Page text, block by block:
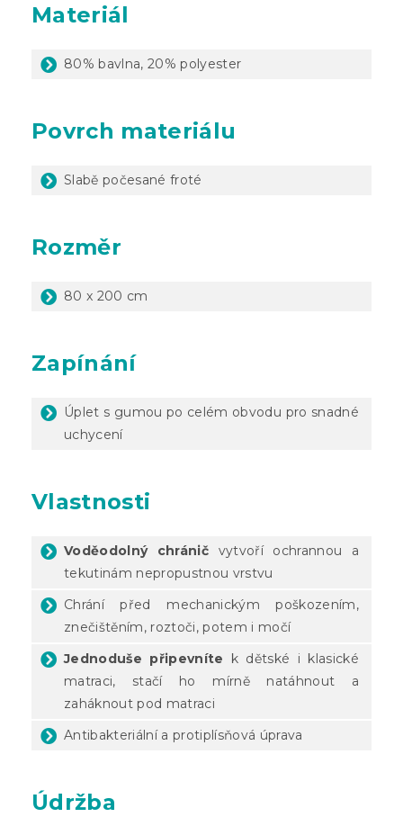
Materiál
80% bavlna, 20% polyester
Povrch materiálu
Slabě počesané froté
Rozměr
80 x 200 cm
Zapínání
Úplet s gumou po celém obvodu pro snadné
uchycení
Vlastnosti
Voděodolný chránič vytvoří ochrannou a
tekutinám nepropustnou vrstvu
Chrání před mechanickým poškozením,
znečištěním, roztoči, potem i močí
Jednoduše připevníte k dětské i klasické
matraci, stačí ho mírně natáhnout a
zaháknout pod matraci
Antibakteriální a protiplísňová úprava
Údržba